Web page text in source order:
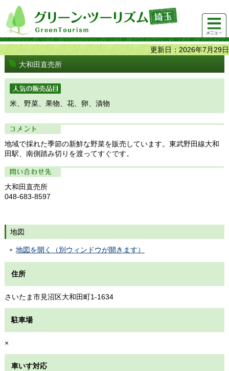
グリーンツーリズム埼玉 緑豊かな農山村で 楽しく！
美味しく！
メニュ
ー
更新日：2026年7月29日
大和田直売所
人気の販売品目
米、野菜、果物、花、卵、漬物
コメント
地域で採れた季節の新鮮な野菜を販売しています。東武野田線大和
田駅、南側踏み切りを渡ってすぐです。
問い合わせ先
大和田直売所
048-683-8597
地図
地図を開く（別ウィンドウが開きます）
住所
さいたま市見沼区大和田町1-1634
駐車場
×
車いす対応